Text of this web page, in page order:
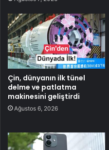
Çin, dünyanın ilk tünel
delme ve patlatma
makinesini geliştirdi
Ağustos 6, 2026